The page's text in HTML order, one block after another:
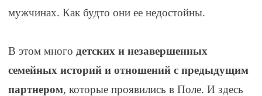
мужчинах. Как будто они ее недостойны.
В этом много детских и незавершенных
семейных историй и отношений с предыдущим
партнером, которые проявились в Поле. И здесь